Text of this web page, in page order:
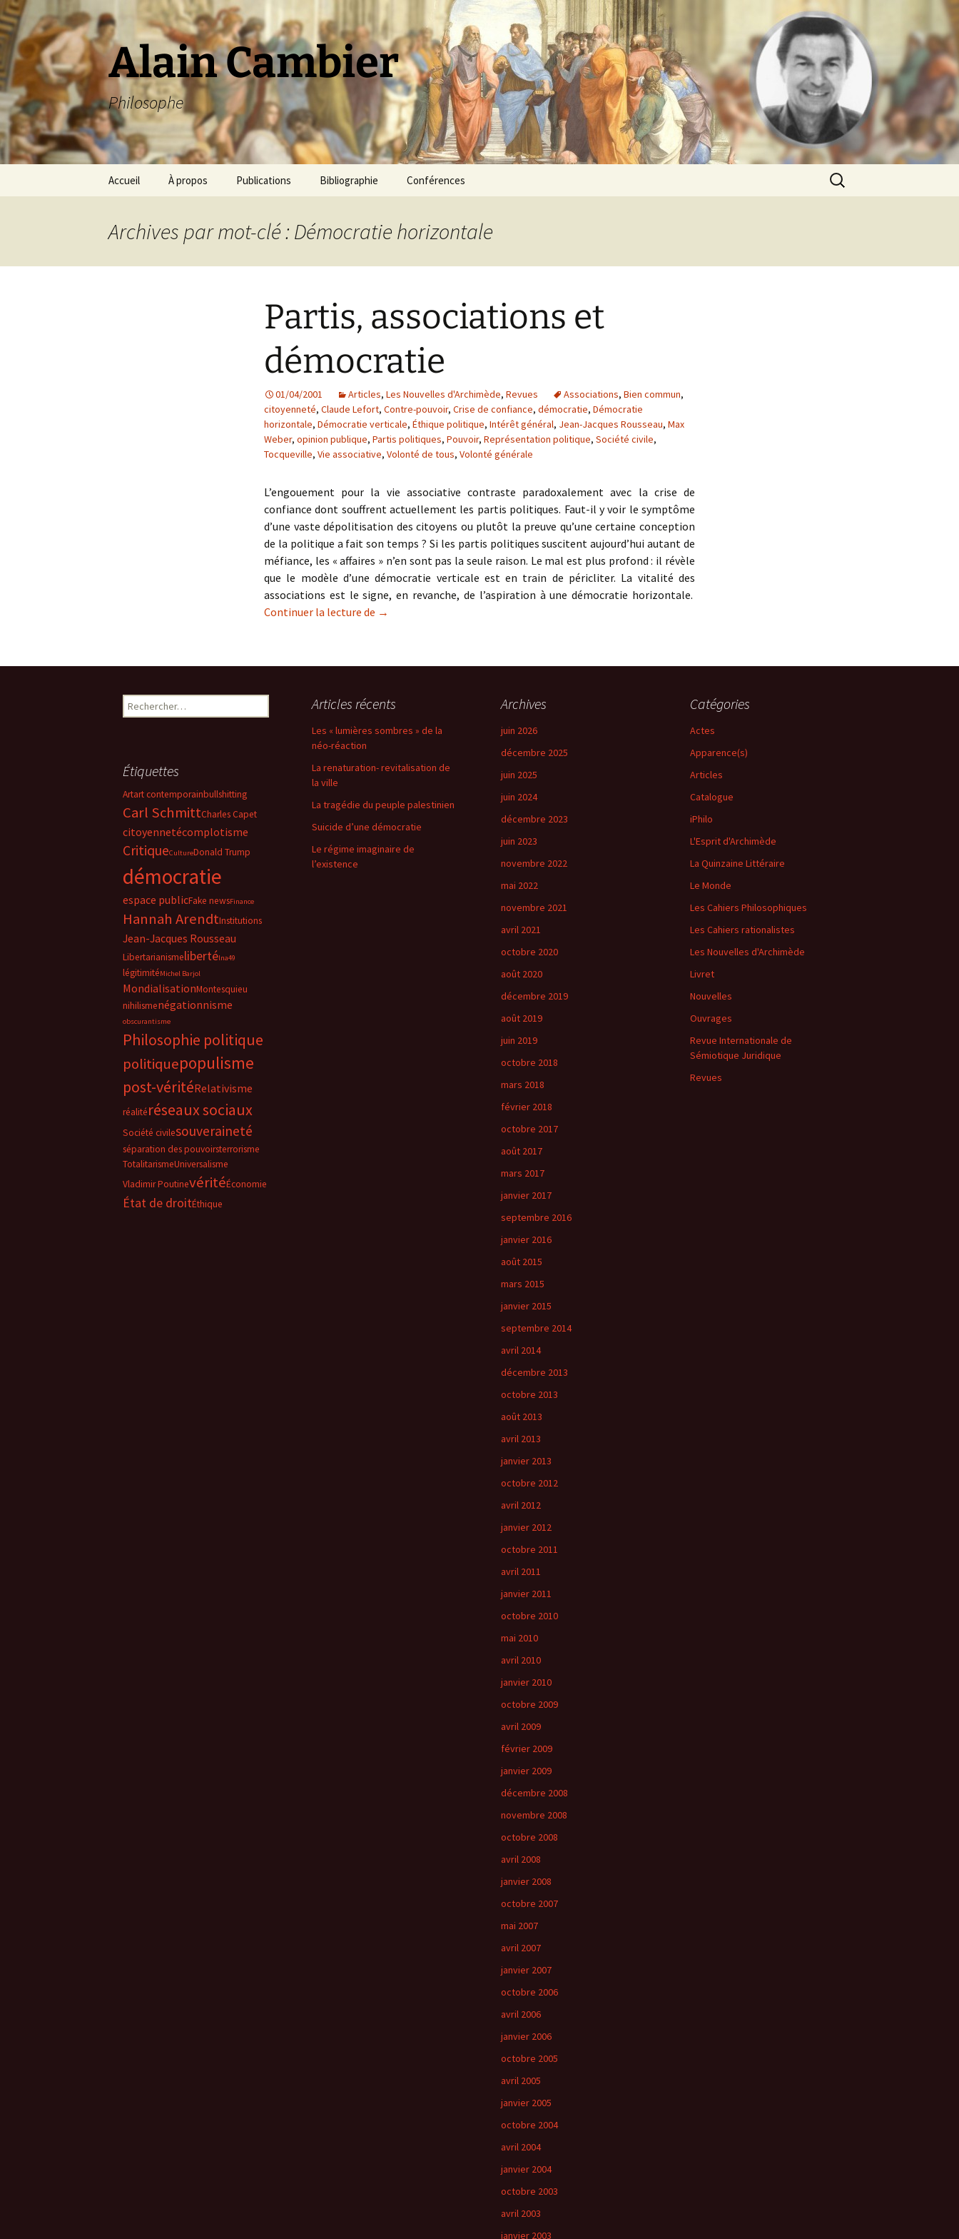
Aller
au
contenu
Alain Cambier
Philosophe
Accueil À propos Publications Bibliographie Conférences
Rechercher :
Archives par mot-clé : Démocratie horizontale
Partis, associations et
démocratie
01/04/2001 Articles, Les Nouvelles d'Archimède, Revues Associations, Bien commun,
citoyenneté, Claude Lefort, Contre-pouvoir, Crise de confiance, démocratie, Démocratie
horizontale, Démocratie verticale, Éthique politique, Intérêt général, Jean-Jacques Rousseau, Max
Weber, opinion publique, Partis politiques, Pouvoir, Représentation politique, Société civile,
Tocqueville, Vie associative, Volonté de tous, Volonté générale
L’engouement pour la vie associative contraste paradoxalement avec la crise de
confiance dont souffrent actuellement les partis politiques. Faut-il y voir le symptôme
d’une vaste dépolitisation des citoyens ou plutôt la preuve qu’une certaine conception
de la politique a fait son temps ? Si les partis politiques suscitent aujourd’hui autant de
méfiance, les « affaires » n’en sont pas la seule raison. Le mal est plus profond : il révèle
que le modèle d’une démocratie verticale est en train de péricliter. La vitalité des
associations est le signe, en revanche, de l’aspiration à une démocratie horizontale.
Continuer la lecture de Partis, associations et démocratie
→
Rechercher : Articles récents
Les « lumières sombres » de la
néo-réaction
La renaturation- revitalisation de
la ville
La tragédie du peuple palestinien
Suicide d’une démocratie
Le régime imaginaire de
l’existence
Archives
juin 2026
décembre 2025
juin 2025
juin 2024
décembre 2023
juin 2023
novembre 2022
mai 2022
novembre 2021
avril 2021
octobre 2020
août 2020
décembre 2019
août 2019
juin 2019
octobre 2018
mars 2018
février 2018
octobre 2017
août 2017
mars 2017
janvier 2017
septembre 2016
janvier 2016
août 2015
mars 2015
janvier 2015
septembre 2014
avril 2014
décembre 2013
octobre 2013
août 2013
avril 2013
janvier 2013
octobre 2012
avril 2012
janvier 2012
octobre 2011
avril 2011
janvier 2011
octobre 2010
mai 2010
avril 2010
janvier 2010
octobre 2009
avril 2009
février 2009
janvier 2009
décembre 2008
novembre 2008
octobre 2008
avril 2008
janvier 2008
octobre 2007
mai 2007
avril 2007
janvier 2007
octobre 2006
avril 2006
janvier 2006
octobre 2005
avril 2005
janvier 2005
octobre 2004
avril 2004
janvier 2004
octobre 2003
avril 2003
janvier 2003
Catégories
Actes
Apparence(s)
Articles
Catalogue
iPhilo
L'Esprit d'Archimède
La Quinzaine Littéraire
Le Monde
Les Cahiers Philosophiques
Les Cahiers rationalistes
Les Nouvelles d'Archimède
Livret
Nouvelles
Ouvrages
Revue Internationale de
Sémiotique Juridique
Revues
Étiquettes
Artart contemporainbullshitting
Carl SchmittCharles Capet
citoyennetécomplotisme
CritiqueCultureDonald Trump
démocratie
espace publicFake newsFinance
Hannah ArendtInstitutions
Jean-Jacques Rousseau
Libertarianismelibertélna49
légitimitéMichel Barjol
MondialisationMontesquieu
nihilismenégationnisme
obscurantisme
Philosophie politique
politiquepopulisme
post-véritéRelativisme
réalitéréseaux sociaux
Société civilesouveraineté
séparation des pouvoirsterrorisme
TotalitarismeUniversalisme
Vladimir PoutinevéritéÉconomie
État de droitÉthique